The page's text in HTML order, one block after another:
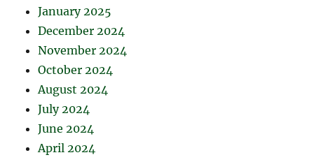
January 2025
December 2024
November 2024
October 2024
August 2024
July 2024
June 2024
April 2024